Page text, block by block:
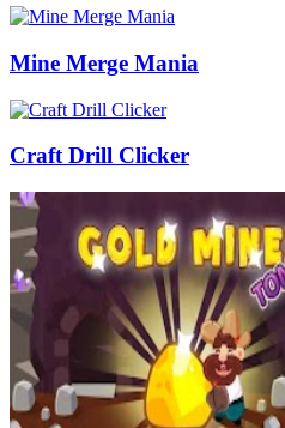
Mine Merge Mania
Craft Drill Clicker